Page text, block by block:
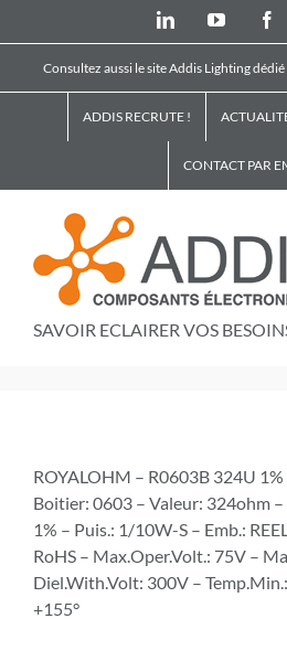
LinkedInYouTube
Consultez aussi le site Addis Lighting dédié
ADDIS RECRUTE !
CONTACT PAR
SAVOIR ECLAIRER VOS
ROYALOHM – R0603B 324U 1%
Boitier: 0603 – Valeur: 324ohm –
1% – Puis.: 1/10W-S – Emb.:
RoHS – Max.Oper.Volt.: 75V –
Diel.With.Volt: 300V –
+155°